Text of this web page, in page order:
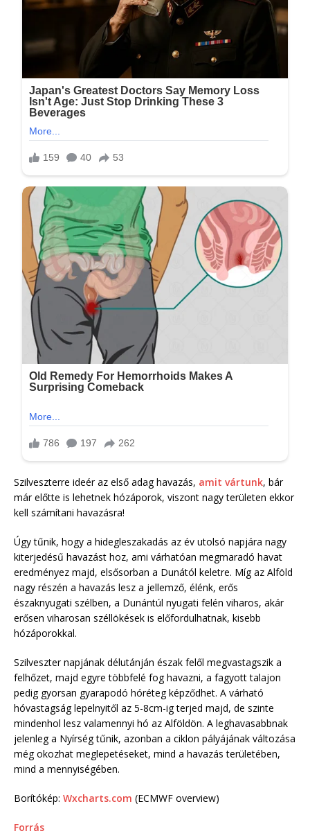
Szilveszterre ideér az első adag havazás, amit vártunk, bár
már előtte is lehetnek hózáporok, viszont nagy területen ekkor
kell számítani havazásra!
Úgy tűnik, hogy a hidegleszakadás az év utolsó napjára nagy
kiterjedésű havazást hoz, ami várhatóan megmaradó havat
eredményez majd, elsősorban a Dunától keletre. Míg az Alföld
nagy részén a havazás lesz a jellemző, élénk, erős
északnyugati szélben, a Dunántúl nyugati felén viharos, akár
erősen viharosan széllökések is előfordulhatnak, kisebb
hózáporokkal.
Szilveszter napjának délutánján észak felől megvastagszik a
felhőzet, majd egyre többfelé fog havazni, a fagyott talajon
pedig gyorsan gyarapodó hóréteg képződhet. A várható
hóvastagság lepelnyitől az 5-8cm-ig terjed majd, de szinte
mindenhol lesz valamennyi hó az Alföldön. A leghavasabbnak
jelenleg a Nyírség tűnik, azonban a ciklon pályájának változása
még okozhat meglepetéseket, mind a havazás területében,
mind a mennyiségében.
Borítókép: Wxcharts.com (ECMWF overview)
Forrás